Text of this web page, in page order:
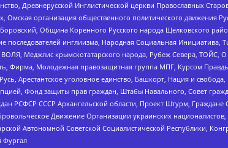
Древнерусской Инглистической церкви Православных
организация общественного политического движения
Община Коренного Русского народа Щелковского
инглиизма, Народная Социальная Инициатива,
Меджлис крымскотатарского народа, Рубеж Севера, ТОЙС, О
Фирма, Молодежная правозащитная группа МПГ, Курсом
Арестантское уголовное единство, Башкорт, Нация и
Фонд защиты прав граждан, Штабы Навального, Совет
РСФСР СССР Архангельской области, Проект Штурм, Граждане
Движение Организации украинских
Автономной Советской Социалистической Республики,
Фургал